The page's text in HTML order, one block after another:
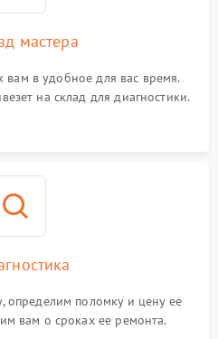
мастера
вам в удобное для вас время.
на склад для диагностики.
определим поломку и цену ее
вам о сроках ее ремонта.